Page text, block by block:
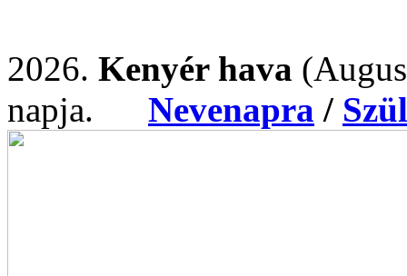
2026. Kenyér hava
napja. Nevenapra /